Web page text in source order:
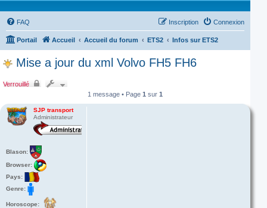
FAQ Connexion
Inscription
Portail Accueil Accueil du forum ETS2 Infos sur ETS2
Mise a jour du xml Volvo FH5 FH6
Verrouillé
1 message • Page 1 sur 1
SJP transport
Administrateur
Blason:
Browser:
Pays:
Genre:
Horoscope: